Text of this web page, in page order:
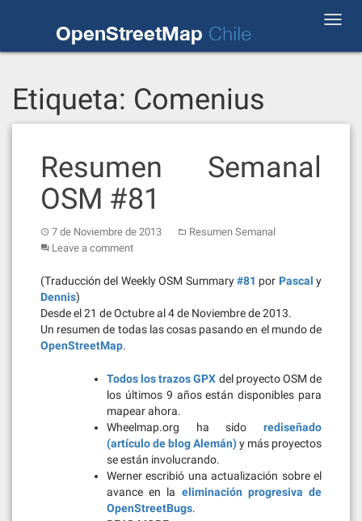
OpenStreetMap Chile
Etiqueta: Comenius
Resumen Semanal
OSM #81
7 de Noviembre de 2013
Resumen Semanal
Leave a comment
(Traducción del Weekly OSM Summary#81 por Pascal y
Dennis)
Desde el 21 de Octubre al 4 de Noviembre de 2013.
Un resumen de todas las cosas pasando en el mundo de
OpenStreetMap.
Todos los trazos GPX del proyecto OSM de
los últimos 9 años están disponibles para
mapear ahora.
Wheelmap.org ha sido rediseñado
(artículo de blog Alemán)y más proyectos
se están involucrando.
Werner escribió una actualización sobre el
avance en la eliminación progresiva de
OpenStreetBugs.